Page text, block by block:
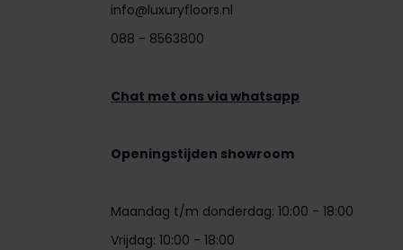
info@luxuryfloors.nl
088 - 8563800
Chat met ons via whatsapp
Openingstijden showroom
Maandag t/m donderdag: 10:00 - 18:00
Vrijdag: 10:00 - 18:00